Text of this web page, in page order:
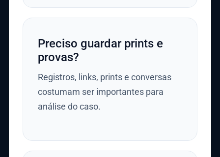
Preciso guardar prints e
provas?
Registros, links, prints e conversas
costumam ser importantes para
análise do caso.